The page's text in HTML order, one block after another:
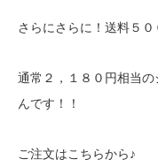
さらにさらに！送料５０
通常２，１８０円相当
んです！！
ご注文はこちらから♪